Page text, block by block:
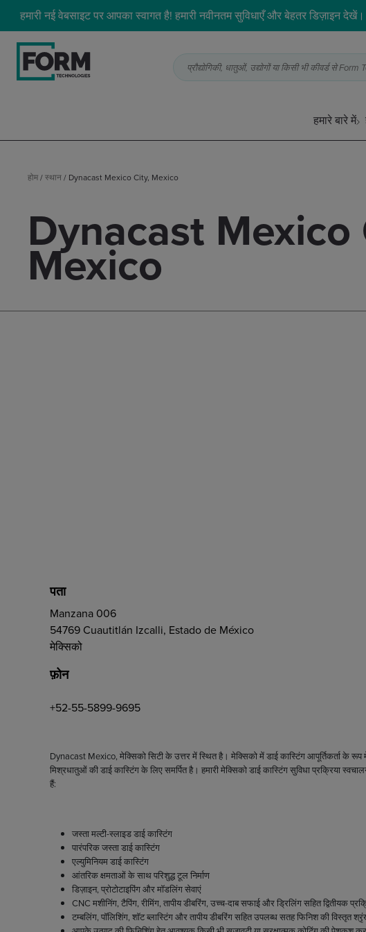
हमारी नई वेबसाइट पर आपका स्वागत है! हमारी नवीनतम सुविधाएँ और बेहतर डिज़ाइन
प्रौद्योगिकी, धातुओं, उद्योगों या किसी भी कीवर्ड से
हमारे बारे में
होम/स्थान/ Dynacast Mexico City, Mexico
Dynacast Mexico
Mexico
पता
Manzana 006
54769 Cuautitlán Izcalli, Estado de México
मेक्सिको
फ़ोन
+52-55-5899-9695
Dynacast Mexico, मेक्सिको सिटी के उत्तर में स्थित है। मेक्सिको में डाई कास्टिंग आपूर्तिकर्ता के
मिश्रधातुओं की डाई कास्टिंग के लिए समर्पित है। हमारी मेक्सिको डाई कास्टिंग सुविधा प्रक्रिया
हैं:
जस्ता मल्टी-स्लाइड डाई कास्टिंग
पारंपरिक जस्ता डाई कास्टिंग
एल्युमिनियम डाई कास्टिंग
आंतरिक क्षमताओं के साथ परिशुद्ध टूल निर्माण
डिज़ाइन, प्रोटोटाइपिंग और मॉडलिंग सेवाएं
CNC मशीनिंग, टैपिंग, रीमिंग, तापीय डीबरिंग, उच्च-दाब सफाई और ड्रिलिंग सहित द्वितीयक
टम्बलिंग, पॉलिशिंग, शॉट ब्लास्टिंग और तापीय डीबरिंग सहित उपलब्ध सतह फिनिश की विस्तृत